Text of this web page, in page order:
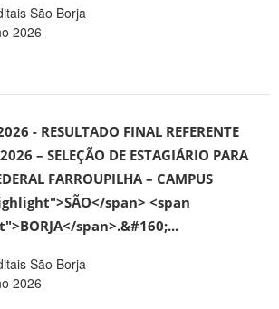
São Borja
2026
- RESULTADO FINAL REFERENTE
– SELEÇÃO DE ESTAGIÁRIO PARA
FARROUPILHA – CAMPUS
span> <span
span>.&#160;...
São Borja
2026